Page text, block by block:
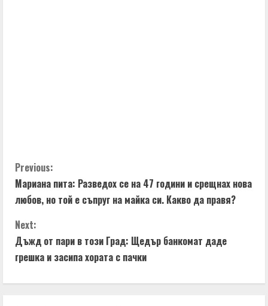
C
o
n
t
Previous:
Мариана пита: Разведох се на 47 години и срещнах нова
любов, но той е съпруг на майка си. Какво да правя?
Next:
Дъжд от пари в този Град: Щедър банкомат даде
грешка и засипа хората с пачки